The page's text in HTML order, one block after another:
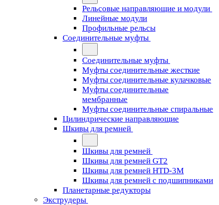
Рельсовые направляющие и модули
Линейные модули
Профильные рельсы
Соединительные муфты
Соединительные муфты
Муфты соединительные жесткие
Муфты соединительные кулачковые
Муфты соединительные
мембранные
Муфты соединительные спиральные
Цилиндрические направляющие
Шкивы для ремней
Шкивы для ремней
Шкивы для ремней GT2
Шкивы для ремней HTD-3M
Шкивы для ремней с подшипниками
Планетарные редукторы
Экструдеры